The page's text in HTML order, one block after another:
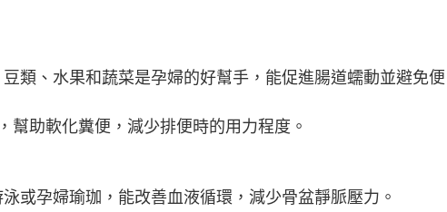
類、水果和蔬菜是孕婦的好幫手，能促進腸道蠕動並避免便
幫助軟化糞便，減少排便時的用力程度。
或孕婦瑜珈，能改善血液循環，減少骨盆靜脈壓力。